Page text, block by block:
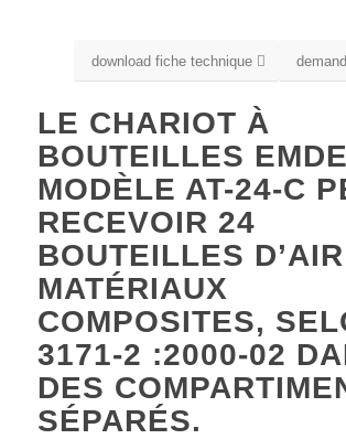
download fiche technique
LE CHARIOT À
BOUTEILLES EMDE
MODÈLE AT-24-C
RECEVOIR 24
BOUTEILLES
MATÉRIAUX
COMPOSITES,
3171-2 :2000-02
DES
SÉPARÉS.